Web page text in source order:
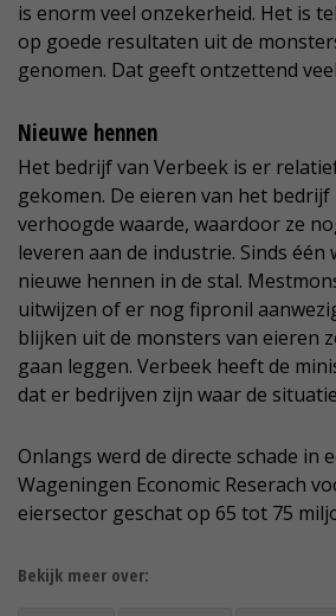
is enorm veel onzekerheid. Het is
op goede resultaten uit de
genomen. Dat geeft ontzettend
Nieuwe hennen
Het bedrijf van Verbeek is er
gekomen. De eieren van het bedrijf
verhoogde waarde, waardoor ze
leveren aan de industrie. Sinds één
nieuwe hennen in de stal.
uitwijzen of er nog fipronil
blijken uit de monsters van eieren
gaan leggen. Verbeek heeft de
dat er bedrijven zijn waar de
Onlangs werd de directe schade in
Wageningen Economic Reserach
eiersector geschat op 65 tot 75
Bekijk meer over: